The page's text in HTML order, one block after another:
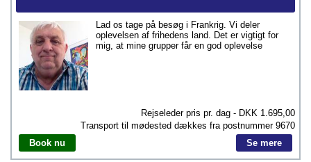
Lad os tage på besøg i Frankrig. Vi deler
oplevelsen af frihedens land. Det er vigtigt for
mig, at mine grupper får en god oplevelse
Rejseleder pris pr. dag - DKK 1.695,00
Transport til mødested dækkes fra postnummer 9670
Book nu
Se mere